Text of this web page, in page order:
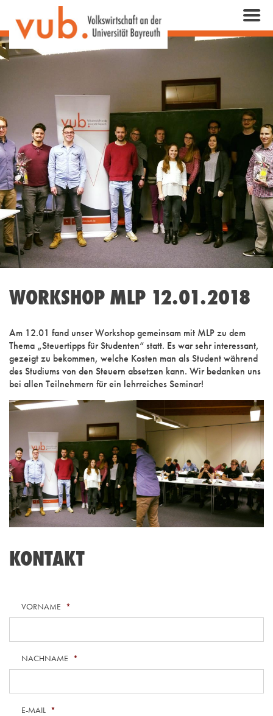
WORKSHOP MLP 12.01.2018
Am 12.01 fand unser Workshop gemeinsam mit MLP zu dem
Thema „Steuertipps für Studenten“ statt. Es war sehr interessant,
gezeigt zu bekommen, welche Kosten man als Student während
des Studiums von den Steuern absetzen kann. Wir bedanken uns
bei allen Teilnehmern für ein lehrreiches Seminar!
KONTAKT
VORNAME *
NACHNAME *
E-MAIL *